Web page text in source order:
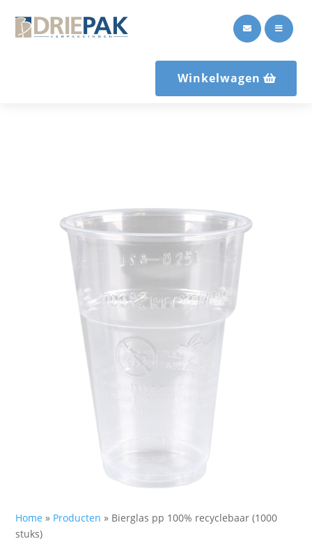
 
Winkelwagen
Home » Producten » Bierglas pp 100% recyclebaar (1000
stuks)